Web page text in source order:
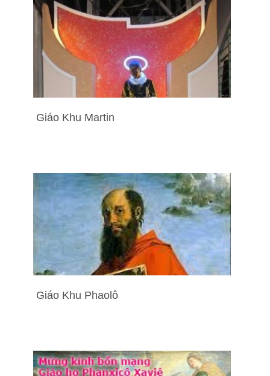
Giáo Khu Martin
Giáo Khu Phaolô